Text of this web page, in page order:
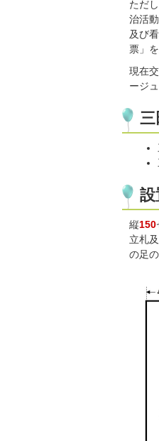
ただ
治活
及び
票」
現在
ージュ
三
設
縦150
立札
の足